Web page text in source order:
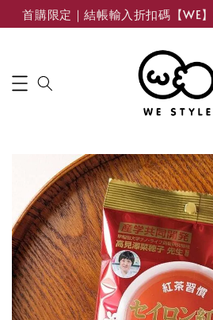
首購限定｜結帳輸入折扣碼【WE